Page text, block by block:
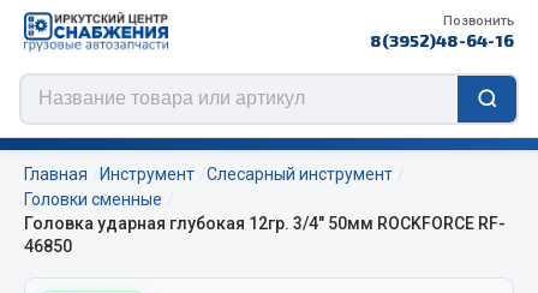
Позвонить
8(3952)48-64-16
Главная Инструмент
Слесарный инструмент
Головки сменные
Головка ударная глубокая 12гр. 3/4" 50мм ROCKFORCE RF-
46850